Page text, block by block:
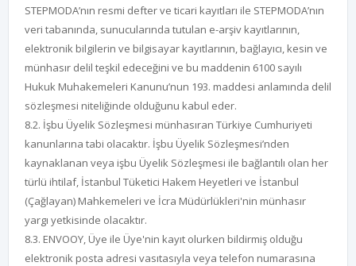
STEPMODA’nın resmi defter ve ticari kayıtları ile STEPMODA’nın
veri tabanında, sunucularında tutulan e-arşiv kayıtlarının,
elektronik bilgilerin ve bilgisayar kayıtlarının, bağlayıcı, kesin ve
münhasır delil teşkil edeceğini ve bu maddenin 6100 sayılı
Hukuk Muhakemeleri Kanunu’nun 193. maddesi anlamında delil
sözleşmesi niteliğinde olduğunu kabul eder.
8.2. İşbu Üyelik Sözleşmesi münhasıran Türkiye Cumhuriyeti
kanunlarına tabi olacaktır. İşbu Üyelik Sözleşmesi’nden
kaynaklanan veya işbu Üyelik Sözleşmesi ile bağlantılı olan her
türlü ihtilaf, İstanbul Tüketici Hakem Heyetleri ve İstanbul
(Çağlayan) Mahkemeleri ve İcra Müdürlükleri'nin münhasır
yargı yetkisinde olacaktır.
8.3. ENVOOY, Üye ile Üye'nin kayıt olurken bildirmiş olduğu
elektronik posta adresi vasıtasıyla veya telefon numarasına